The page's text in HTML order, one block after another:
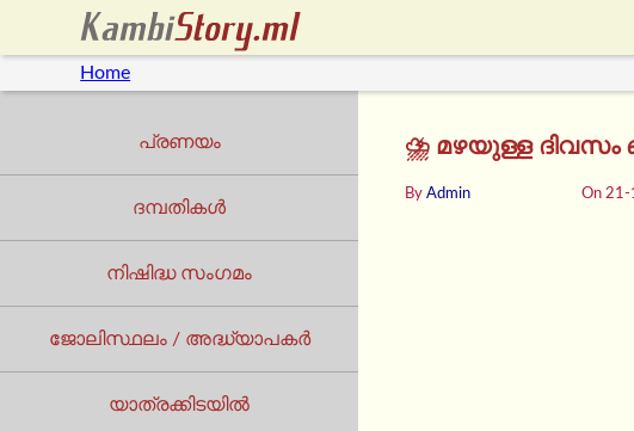
Home
പ്രണയം
ദമ്പതികൾ
നിഷിദ്ധ സംഗമം
ജോലിസ്ഥലം / അദ്ധ്യാപകർ
യാത്രക്കിടയില്‍
⛈️ മഴയുള്ള
ByAdmin On